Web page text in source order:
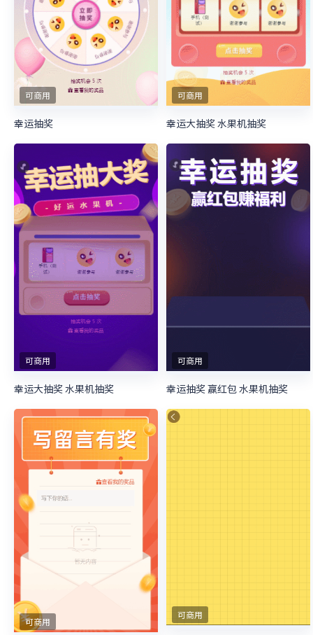
可商用
幸运抽奖
可商用
幸运大抽奖 水果机抽奖
可商用
幸运大抽奖 水果机抽奖
可商用
幸运抽奖 赢红包 水果机抽奖
可商用
可商用